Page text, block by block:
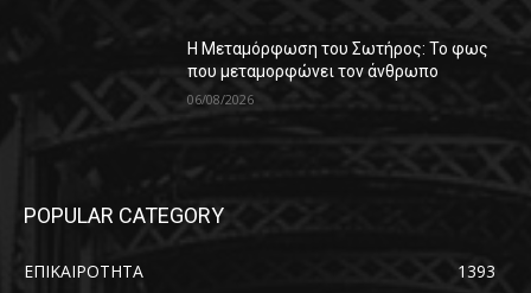
Η Μεταμόρφωση του Σωτήρος: Το φως
που μεταμορφώνει τον άνθρωπο
06/08/2026
POPULAR CATEGORY
ΕΠΙΚΑΙΡΟΤΗΤΑ
1393